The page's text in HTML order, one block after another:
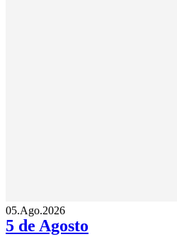
05.Ago.2026
5 de Agosto